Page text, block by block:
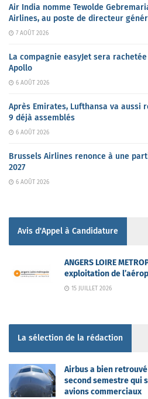
Air India nomme Tewolde
Airlines, au poste de directeur
7 AOÛT 2026
La compagnie easyJet sera
Apollo
6 AOÛT 2026
Après Emirates, Lufthansa va aussi
9 déjà assemblés
6 AOÛT 2026
Brussels Airlines renonce à une
2027
6 AOÛT 2026
Avis d'Appel à Candidature
ANGERS LOIRE
exploitation de
15 JUILLET 2026
La sélection de la rédaction
Airbus a bien
second semestre qui
avions commerciaux